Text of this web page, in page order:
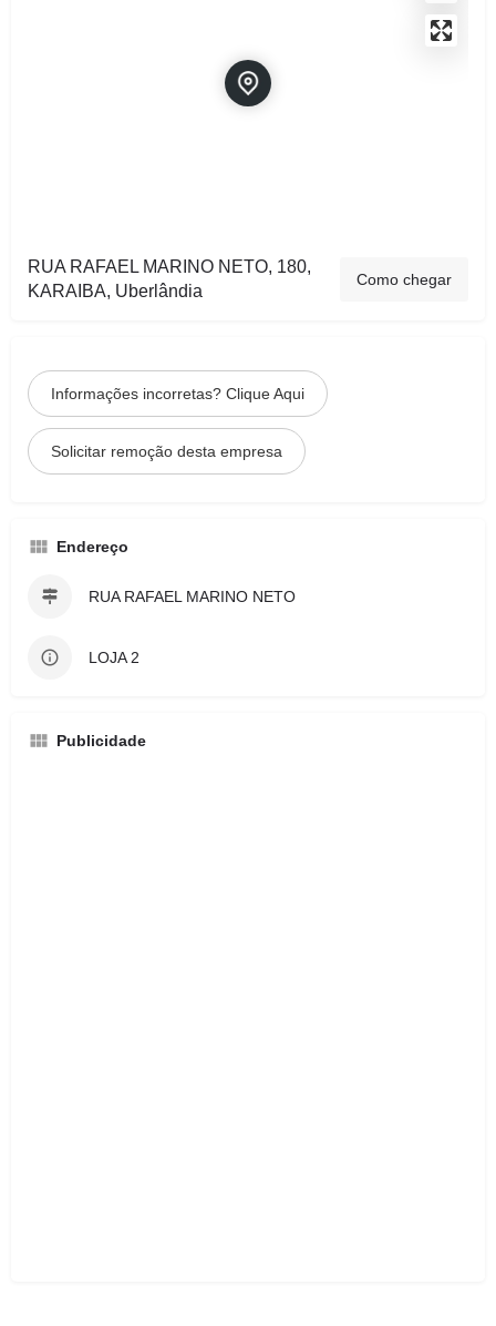
RUA RAFAEL MARINO NETO, 180,
KARAIBA, Uberlândia
Como chegar
Informações incorretas? Clique Aqui
Solicitar remoção desta empresa
Endereço
RUA RAFAEL MARINO NETO
LOJA 2
Publicidade